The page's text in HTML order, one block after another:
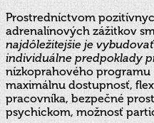
Prostredníctvom
adrenalínových zážitkov
najdôležitejšie je
individuálne predpoklady
nízkoprahového programu
maximálnu dostupnosť,
pracovníka, bezpečné
psychickom, možnosť